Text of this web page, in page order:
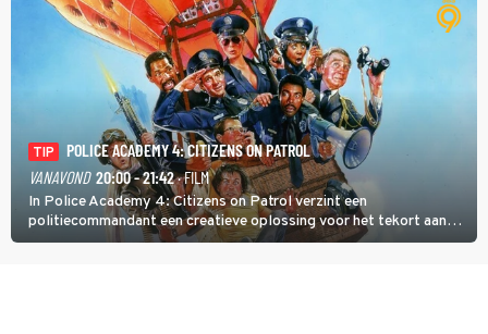
TIP
POLICE ACADEMY 4: CITIZENS ON PATROL
VANAVOND 20:00 - 21:42· FILM
In Police Academy 4: Citizens on Patrol verzint een
politiecommandant een creatieve oplossing voor het tekort aan
agenten.